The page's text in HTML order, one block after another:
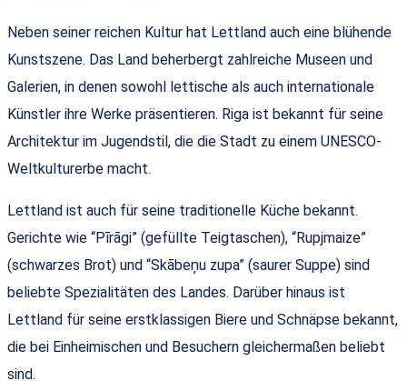
Neben seiner reichen Kultur hat Lettland auch eine blühende
Kunstszene. Das Land beherbergt zahlreiche Museen und
Galerien, in denen sowohl lettische als auch internationale
Künstler ihre Werke präsentieren. Riga ist bekannt für seine
Architektur im Jugendstil, die die Stadt zu einem UNESCO-
Weltkulturerbe macht.
Lettland ist auch für seine traditionelle Küche bekannt.
Gerichte wie “Pīrāgi” (gefüllte Teigtaschen), “Rupjmaize”
(schwarzes Brot) und “Skābeņu zupa” (saurer Suppe) sind
beliebte Spezialitäten des Landes. Darüber hinaus ist
Lettland für seine erstklassigen Biere und Schnäpse bekannt,
die bei Einheimischen und Besuchern gleichermaßen beliebt
sind.